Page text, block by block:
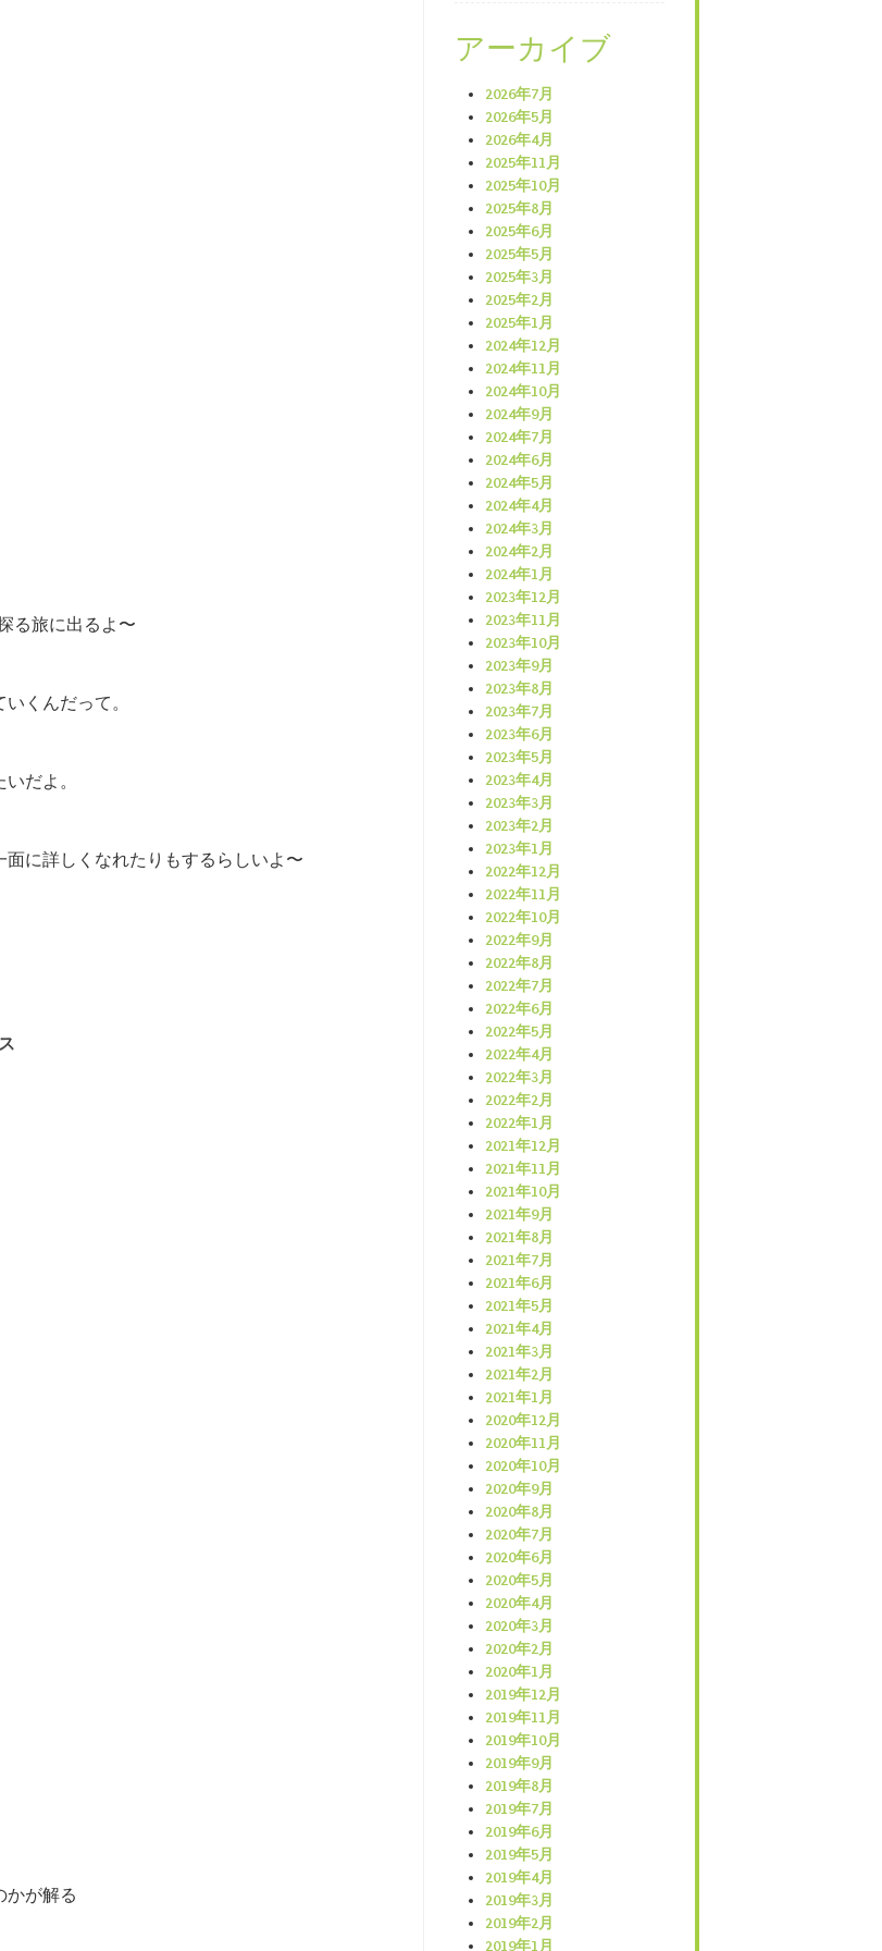
る旅に出るよ〜
くんだって。
だよ。
に詳しくなれたりもするらしいよ〜
かが解る
アーカイブ
2026年7月
2026年5月
2026年4月
2025年11月
2025年10月
2025年8月
2025年6月
2025年5月
2025年3月
2025年2月
2025年1月
2024年12月
2024年11月
2024年10月
2024年9月
2024年7月
2024年6月
2024年5月
2024年4月
2024年3月
2024年2月
2024年1月
2023年12月
2023年11月
2023年10月
2023年9月
2023年8月
2023年7月
2023年6月
2023年5月
2023年4月
2023年3月
2023年2月
2023年1月
2022年12月
2022年11月
2022年10月
2022年9月
2022年8月
2022年7月
2022年6月
2022年5月
2022年4月
2022年3月
2022年2月
2022年1月
2021年12月
2021年11月
2021年10月
2021年9月
2021年8月
2021年7月
2021年6月
2021年5月
2021年4月
2021年3月
2021年2月
2021年1月
2020年12月
2020年11月
2020年10月
2020年9月
2020年8月
2020年7月
2020年6月
2020年5月
2020年4月
2020年3月
2020年2月
2020年1月
2019年12月
2019年11月
2019年10月
2019年9月
2019年8月
2019年7月
2019年6月
2019年5月
2019年4月
2019年3月
2019年2月
2019年1月